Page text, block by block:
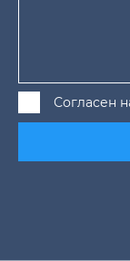
Согласен